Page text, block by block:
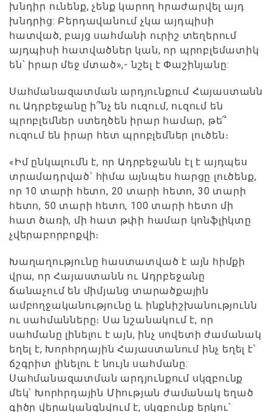
խնդիր ունենք, չենք կարող հրաժարվել այդ
խնդրից: Բերդավանում չկա այդպիսի
հատված, բայց սահմանի ուրիշ տեղերում
այդպիսի հատվածներ կան, որ պրոբլեմատիկ
են՝ իրար մեջ մտած»,- նշել է Փաշինյանը:
Սահմանազատման արդյունքում Հայաստանն
ու Ադրբեջանը ի՞նչ են ուզում, ուզում են
պրոբլեմներ ստեղծեն իրար համար, թե՞
ուզում են իրար հետ պրոբլեմներ լուծեն։
«Իմ ընկալումն է, որ Ադրբեջանն էլ է այդպես
տրամադրված՝ հիմա այնպես հարցը լուծենք,
որ 10 տարի հետո, 20 տարի հետո, 30 տարի
հետո, 50 տարի հետո, 100 տարի հետո մի
հատ ծառի, մի հատ թփի համար կոնֆլիկտը
չվերաբորբոքվի։
Խաղաղությունը հաստատված է այն հիմքի
վրա, որ Հայաստանն ու Ադրբեջանը
ճանաչում են միմյանց տարածքային
ամբողջականությունը և ինքնիշխանությունն
ու սահմանները։ Սա նշանակում է, որ
սահմանը լինելու է այն, ինչ սովետի ժամանակ
եղել է, Խորհրդային Հայաստանում ինչ եղել է՝
ճշգրիտ լինելու է նույն սահմանը:
Սահմանազատման արդյունքում սկզբունք
մեկ՝ Խորհրդային Միության ժամանակ եղած
գիծը վերականգնվում է, սկզբունք երկու՝